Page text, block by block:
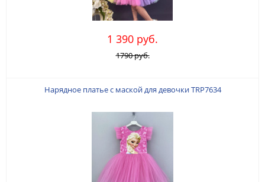
1 390 руб.
1790 руб.
Нарядное платье с маской для девочки TRP7634